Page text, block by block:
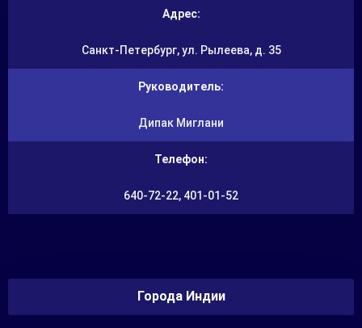
Адрес:
Санкт-Петербург, ул. Рылеева, д. 35
Руководитель:
Дипак Миглани
Телефон:
640-72-22, 401-01-52
Города Индии